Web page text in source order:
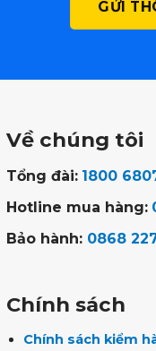
Về chúng tôi
Tổng đài: 1800
Hotline mua hàng:
Bảo hành: 0868
Chính sách
Chính sách kiểm